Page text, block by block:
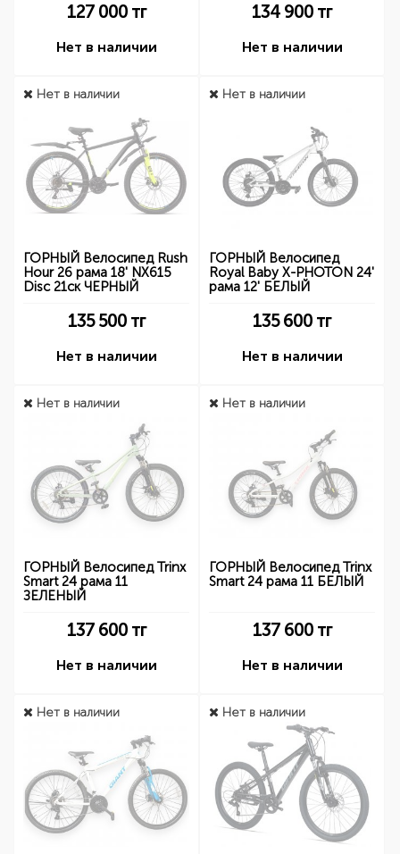
127 000тг
Нет в наличии
134 900 тг
Нет в наличии
Нет в наличии
ГОРНЫЙ Велосипед Rush
Hour 26 рама 18' NX615
Disc 21ск ЧЕРНЫЙ
135 500тг
Нет в наличии
Нет в наличии
ГОРНЫЙ Велосипед
Royal Baby X-PHOTON 24'
рама 12' БЕЛЫЙ
135 600 тг
Нет в наличии
Нет в наличии
ГОРНЫЙ Велосипед Trinx
Smart 24 рама 11
ЗЕЛЕНЫЙ
137 600тг
Нет в наличии
Нет в наличии
ГОРНЫЙ Велосипед Trinx
Smart 24 рама 11 БЕЛЫЙ
137 600тг
Нет в наличии
Нет в наличии Нет в наличии